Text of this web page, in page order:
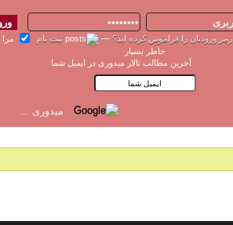
رمز ورودتان را فراموش کرده اید؟ — ثبت نام
مرا
خاطر بسپار
آخرین مطالب تالار میدوری در ایمیل شما